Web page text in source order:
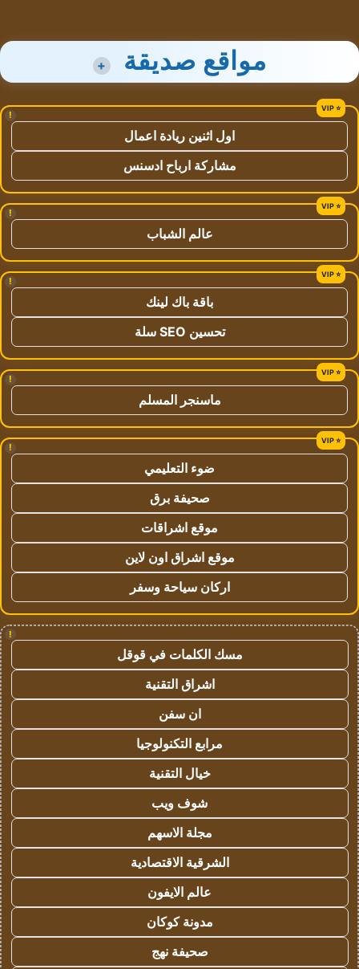
مواقع صديقة +
!
اول اثنين ريادة اعمال
مشاركة ارباح ادسنس
!
عالم الشباب
!
باقة باك لينك
تحسين SEO سلة
!
ماسنجر المسلم
!
ضوء التعليمي
صحيفة برق
موقع اشراقات
موقع اشراق اون لاين
اركان سياحة وسفر
!
مسك الكلمات في قوقل
اشراق التقنية
ان سفن
مرابع التكنولوجيا
خيال التقنية
شوف ويب
مجلة الاسهم
الشرقية الاقتصادية
عالم الايفون
مدونة كوكان
صحيفة نهج